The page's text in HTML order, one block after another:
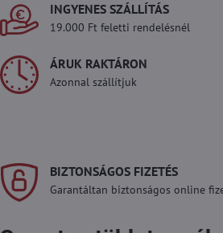
INGYENES SZÁLLÍTÁS
19.000 Ft feletti rendelésnél
ÁRUK RAKTÁRON
Azonnal szállítjuk
BIZTONSÁGOS FIZETÉS
Garantáltan biztonságos online